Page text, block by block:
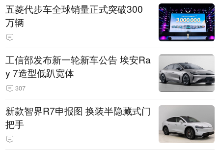
五菱代步车全球销量正式突破300
万辆
工信部发布新一轮新车公告 埃安Ra
y 7造型低趴宽体
307
新款智界R7申报图 换装半隐藏式门
把手